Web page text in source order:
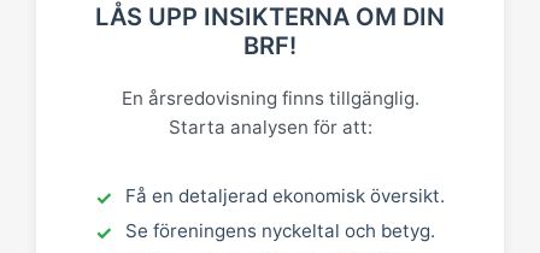
LÅS UPP INSIKTERNA OM DIN
BRF!
En årsredovisning finns tillgänglig.
Starta analysen för att:
Få en detaljerad ekonomisk översikt.
Se föreningens nyckeltal och betyg.